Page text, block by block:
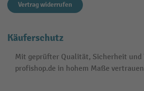
Vertrag widerrufen
Käuferschutz
Mit geprüfter Qualität, Sicherheit und
profishop.de in hohem Maße